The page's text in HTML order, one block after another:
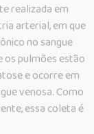
realizada em
arterial, em que
no sangue
os pulmões estão
e ocorre em
venosa. Como
essa coleta é